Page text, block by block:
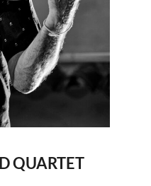
QUARTET